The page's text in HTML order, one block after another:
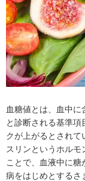
血糖値とは、血中
と診断される基準
クが上がるとされて
スリンというホル
ことで、血液中に
病をはじめとするさ